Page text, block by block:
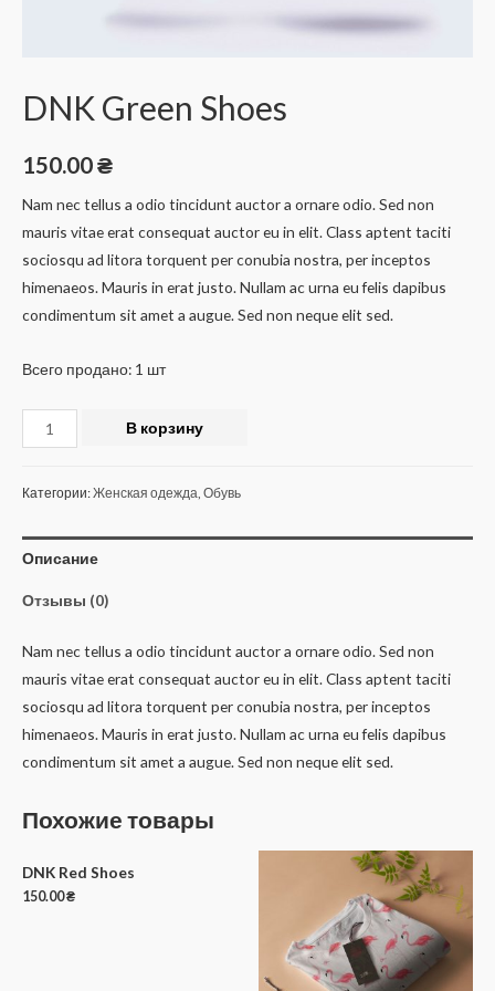
DNK Green Shoes
150.00₴
Nam nec tellus a odio tincidunt auctor a ornare odio. Sed non
mauris vitae erat consequat auctor eu in elit. Class aptent taciti
sociosqu ad litora torquent per conubia nostra, per inceptos
himenaeos. Mauris in erat justo. Nullam ac urna eu felis dapibus
condimentum sit amet a augue. Sed non neque elit sed.
Всего продано: 1 шт
Количество
DNK
В корзину
Категории:Женская одежда Обувь
Описание
Отзывы (0)
Nam nec tellus a odio tincidunt auctor a ornare odio. Sed non
mauris vitae erat consequat auctor eu in elit. Class aptent taciti
sociosqu ad litora torquent per conubia nostra, per inceptos
himenaeos. Mauris in erat justo. Nullam ac urna eu felis dapibus
condimentum sit amet a augue. Sed non neque elit sed.
Похожие товары
DNK Red Shoes
150.00₴